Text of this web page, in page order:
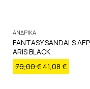
ΑΝΔΡΙΚΑ
FANTASY SANDALS
ARIS BLACK
79,00€ 41,08 €